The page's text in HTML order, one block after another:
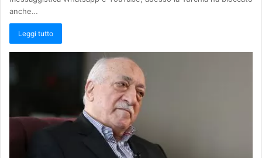
anche…
Leggi tutto